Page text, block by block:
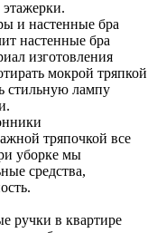
и настенные бра
настенные бра
изготовления
мокрой тряпкой
стильную лампу
тряпочкой все
уборке мы
средства,
ручки в квартире